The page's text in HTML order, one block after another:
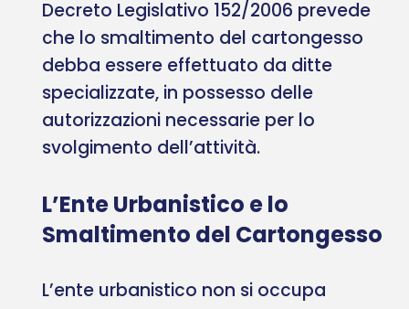
Decreto Legislativo 152/2006 prevede
che lo smaltimento del cartongesso
debba essere effettuato da ditte
specializzate, in possesso delle
autorizzazioni necessarie per lo
svolgimento dell’attività.
L’Ente Urbanistico e lo
Smaltimento del Cartongesso
L’ente urbanistico non si occupa